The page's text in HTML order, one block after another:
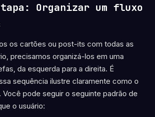
Organizar um fluxo
os cartões ou post-its com todas as
precisamos organizá-los em uma
da esquerda para a direita. É
sequência ilustre claramente como o
Você pode seguir o seguinte padrão de
o usuário: